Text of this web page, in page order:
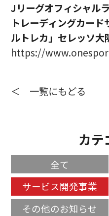
Jリーグオフィシャル
トレーディングカー
ルトレカ」セレッソ大
https://
＜ 一覧にもどる
カテ
全て
サービス開発事業
その他のお知らせ